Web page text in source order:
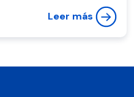
Leer más